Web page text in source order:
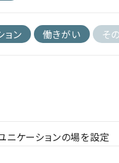
ョン 働きがい そ
ニケーションの場を設定